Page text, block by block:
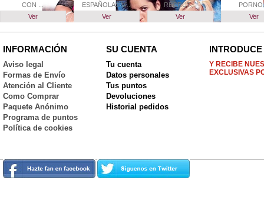
CON ...
Ver
ESPAÑOLAS V...
Ver
RECRUT...
Ver
Ver
INFORMACIÓN
Aviso legal
Formas de Envío
Atención al Cliente
Como Comprar
Paquete Anónimo
Programa de puntos
Política de cookies
SU CUENTA
Tu cuenta
Datos personales
Tus puntos
Devoluciones
Historial pedidos
Y RECIBE
EXCLUSIVAS